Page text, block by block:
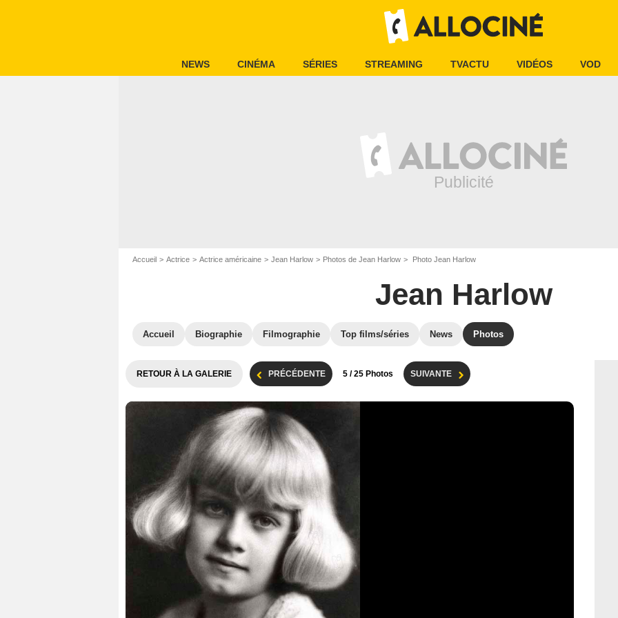
NEWS CINÉMA SÉRIES STREAMING TVACTU VIDÉOS VOD
Accueil Actrice Actrice américaine Jean Harlow Photos de Jean Harlow Photo Jean Harlow
Jean Harlow
Accueil Biographie Filmographie Top films/séries News Photos
RETOUR À LA GALERIE PRÉCÉDENTE 5 / 25 Photos SUIVANTE